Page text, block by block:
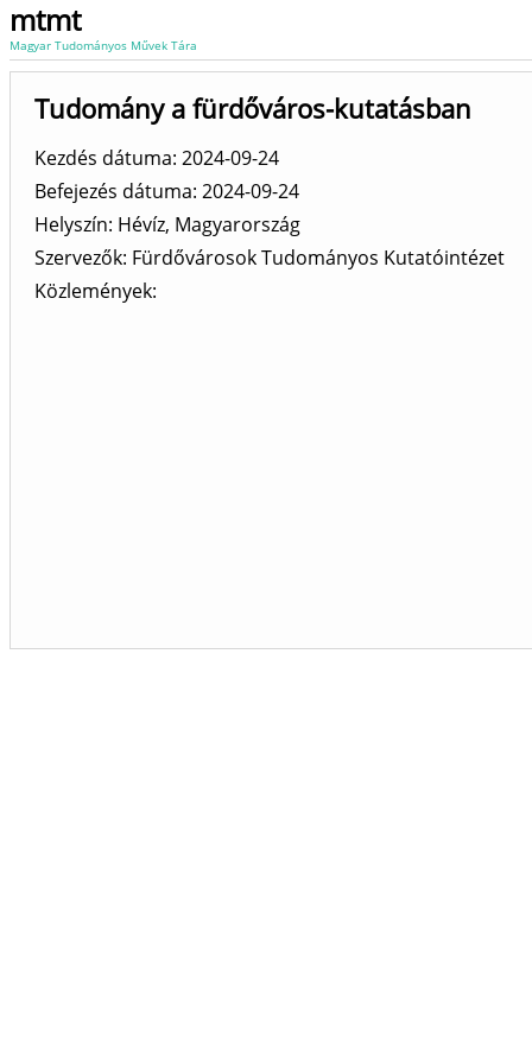
mtmt
Magyar Tudományos Művek Tára
Tudomány a fürdőváros-kutatásban
Kezdés dátuma: 2024-09-24
Befejezés dátuma: 2024-09-24
Helyszín Hévíz, Magyarország
Szervezők Fürdővárosok Tudományos Kutatóintézet
Közlemények